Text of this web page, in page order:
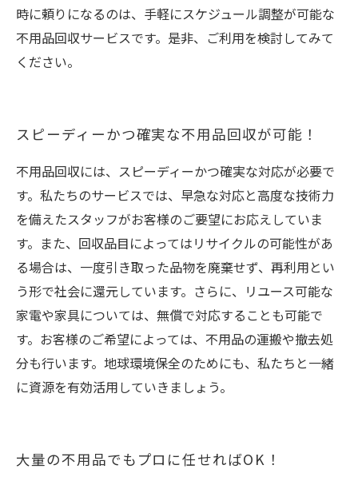
時に頼りになるのは、手軽にスケジュール調整が可能な
不用品回収サービスです。是非、ご利用を検討してみて
ください。
スピーディーかつ確実な不用品回収が可能！
不用品回収には、スピーディーかつ確実な対応が必要で
す。私たちのサービスでは、早急な対応と高度な技術力
を備えたスタッフがお客様のご要望にお応えしていま
す。また、回収品目によってはリサイクルの可能性があ
る場合は、一度引き取った品物を廃棄せず、再利用とい
う形で社会に還元しています。さらに、リユース可能な
家電や家具については、無償で対応することも可能で
す。お客様のご希望によっては、不用品の運搬や撤去処
分も行います。地球環境保全のためにも、私たちと一緒
に資源を有効活用していきましょう。
大量の不用品でもプロに任せればOK！